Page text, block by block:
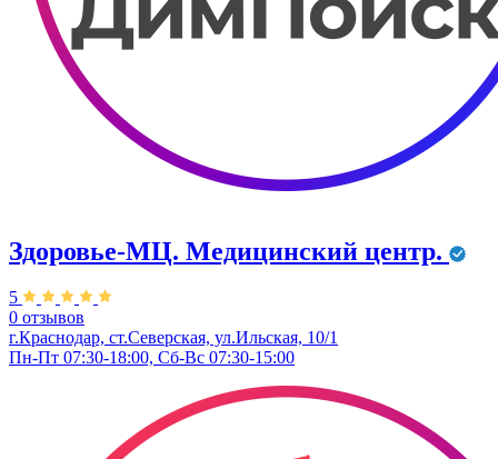
Здоровье-МЦ. Медицинский центр.
5
0 отзывов
г.Краснодар, ст.Северская, ул.Ильская, 10/1
Пн-Пт 07:30-18:00, Сб-Вс 07:30-15:00